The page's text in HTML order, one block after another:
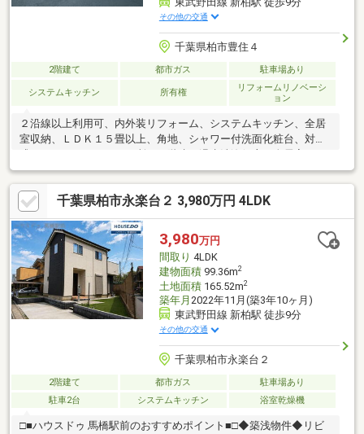
その他の交通
千葉県柏市豊住４
2階建て 都市ガス 駐車場あり
システムキッチン 所有権
リフォームリノベーシ
ョン
２沿線以上利用可、内外装リフォーム、システムキッチン、全居
室収納、ＬＤＫ１５畳以上、角地、シャワー付洗面化粧台、対面
ーリング
千葉県柏市永楽台２ 3,980万円 4LDK
3,980万円
間取り 4LDK
建物面積99.36m2
土地面積165.52m2
築年月 2022年11月(築3年10ヶ月)
東武野田線 新柏駅 徒歩9分
その他の交通
千葉県柏市永楽台２
2階建て 都市ガス
駐車場あり
駐車2台
システムキッチン 浴室乾燥機
□■ハウスドゥ 馬橋駅前のおすすめポイント■□◆築浅物件◆リビ